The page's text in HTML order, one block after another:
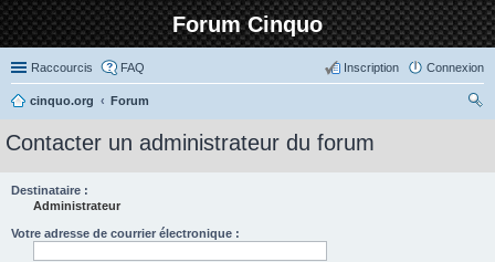
Forum Cinquo
Raccourcis FAQ Connexion
Inscription
cinquo.org
Forum
Contacter un administrateur du forum
Destinataire :
Administrateur
Votre adresse de courrier électronique :